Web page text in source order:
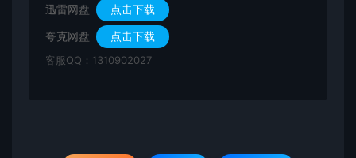
迅雷网盘
点击下载
夸克网盘
点击下载
客服QQ：1310902027